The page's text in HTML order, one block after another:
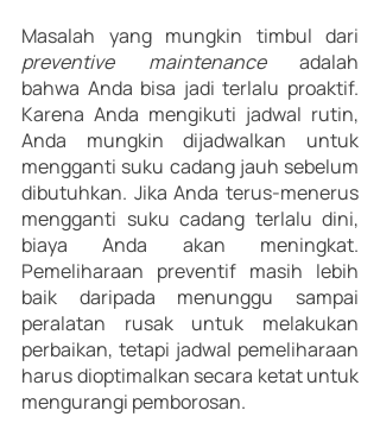
preventive maintenance adalah
bahwa Anda bisa jadi terlalu proaktif.
Karena Anda mengikuti jadwal rutin,
Anda mungkin dijadwalkan untuk
mengganti suku cadang jauh sebelum
dibutuhkan. Jika Anda terus-menerus
mengganti suku cadang terlalu dini,
biaya Anda akan meningkat.
Pemeliharaan preventif masih lebih
baik daripada menunggu sampai
peralatan rusak untuk melakukan
perbaikan, tetapi jadwal pemeliharaan
harus dioptimalkan secara ketat untuk
mengurangi pemborosan.